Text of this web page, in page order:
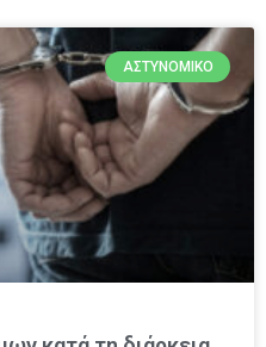
ΑΣΤΥΝΟΜΙΚΌ